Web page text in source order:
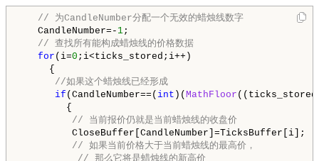
// 为CandleNumber分配一个无效的蜡烛线数字
CandleNumber=- 1;
// 查找所有能构成蜡烛线的价格数据
for (i=0 ;i<ticks_stored;i++)
{
//如果这个蜡烛线已经形成
if (CandleNumber==( int )( MathFloor
{
// 当前报价仍就是当前蜡烛线的收盘价
CloseBuffer[CandleNumber]=TicksBuffer[i];
// 如果当前价格大于当前蜡烛线的最高价，
          // 那么它将是蜡烛线的新高价